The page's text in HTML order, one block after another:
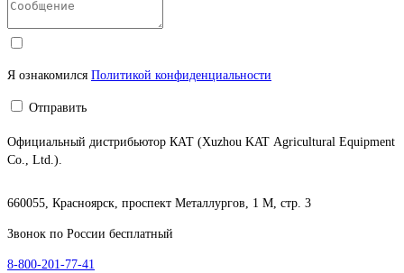
Я ознакомился Политикой конфиденциальности
Отправить
Официальный дистрибьютор КАТ (Xuzhou KAT Agricultural Equipment
Co., Ltd.).
660055, Красноярск, проспект Металлургов, 1 М, стр. 3
Звонок по России бесплатный
8-800-201-77-41